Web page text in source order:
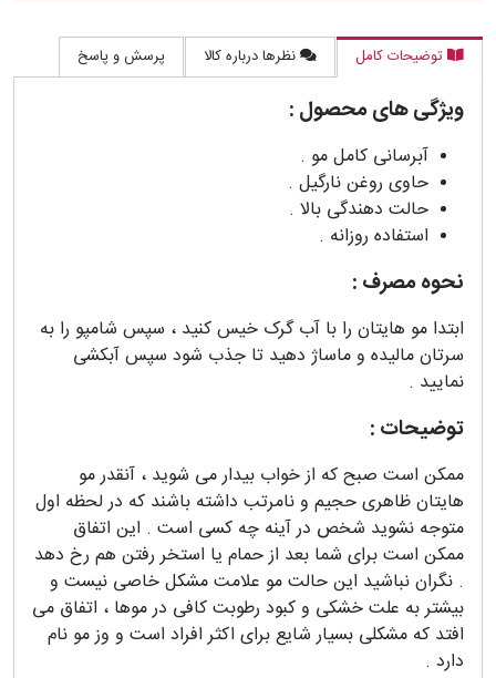
توضیحات کامل نظرها درباره کالا پرسش و پاسخ
ویژگی های محصول :
آبرسانی کامل مو .
حاوی روغن نارگیل .
حالت دهندگی بالا .
استفاده روزانه .
نحوه مصرف :
ابتدا مو هایتان را با آب گرک خیس کنید ، سپس شامپو را به
سرتان مالیده و ماساژ دهید تا جذب شود سپس آبکشی
نمایید .
توضیحات :
ممکن است صبح که از خواب بیدار می شوید ، آنقدر مو
هایتان ظاهری حجیم و نامرتب داشته باشند که در لحظه اول
متوجه نشوید شخص در آینه چه کسی است . این اتفاق
ممکن است برای شما بعد از حمام یا استخر رفتن هم رخ دهد
. نگران نباشید این حالت مو علامت مشکل خاصی نیست و
بیشتر به علت خشکی و کبود رطوبت کافی در موها ، اتفاق می
افتد که مشکلی بسیار شایع برای اکثر افراد است و وز مو نام
دارد .